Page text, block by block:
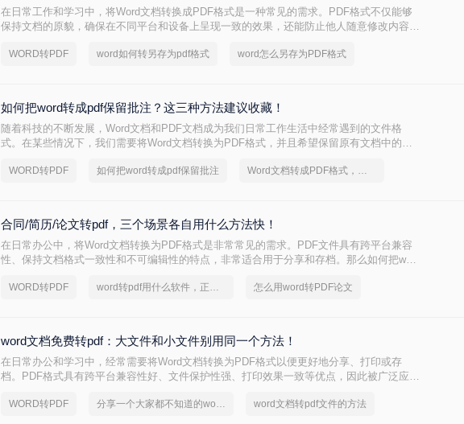
在日常工作和学习中，将Word文档转换成PDF格式是一种常见的需求。PDF格式不仅能够
保持文档的原貌，确保在不同平台和设备上呈现一致的效果，还能防止他人随意修改内容。
PDF的方法，帮助读者轻松应对这一需求。
WORD转PDF word如何转另存为pdf格式 word怎么另存为PDF格式
如何把word转成pdf保留批注？这三种方法建议收藏！
随着科技的不断发展，Word文档和PDF文档成为我们日常工作生活中经常遇到的文件格
式。在某些情况下，我们需要将Word文档转换为PDF格式，并且希望保留原有文档中的批
将Word文档转成PDF并保留批注。
WORD转PDF 如何把word转成pdf保留批注 Word文档转成PDF格式，建议收藏
合同/简历/论文转pdf，三个场景各自用什么方法快！
在日常办公中，将Word文档转换为PDF格式是非常常见的需求。PDF文件具有跨平台兼容
性、保持文档格式一致性和不可编辑性的特点，非常适合用于分享和存档。那么如何把word
WORD转PDF word转pdf用什么软件，正确打开方法 怎么用word转PDF论文
word文档免费转pdf：大文件和小文件别用同一个方法！
在日常办公和学习中，经常需要将Word文档转换为PDF格式以便更好地分享、打印或存
档。PDF格式具有跨平台兼容性好、文件保护性强、打印效果一致等优点，因此被广泛应用
这一目标。
WORD转PDF 分享一个大家都不知道的word文档转pdf文件方法 word文档转pdf文件的方法